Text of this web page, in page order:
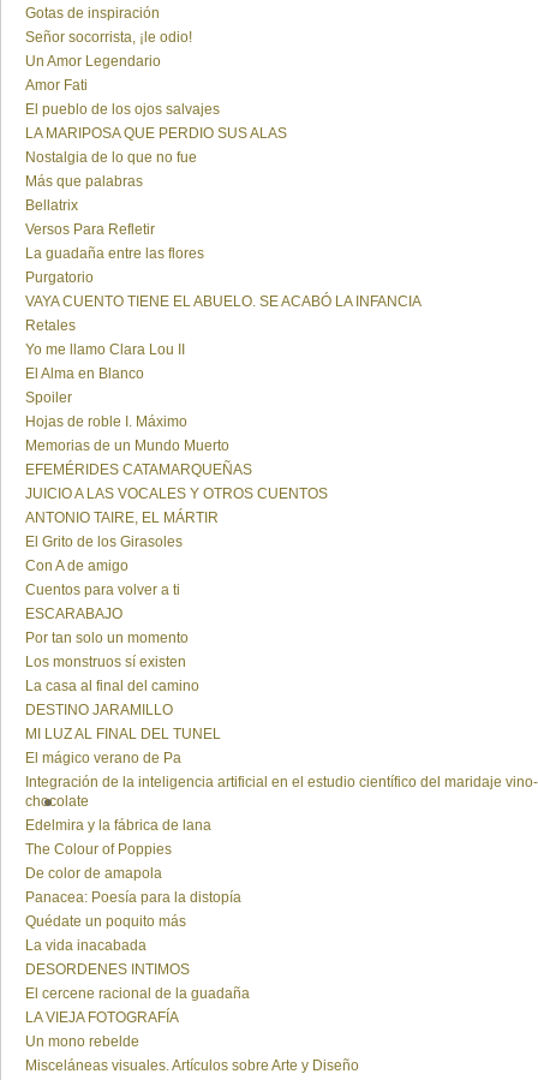
Gotas de inspiración
Señor socorrista, ¡le odio!
Un Amor Legendario
Amor Fati
El pueblo de los ojos salvajes
LA MARIPOSA QUE PERDIO SUS ALAS
Nostalgia de lo que no fue
Más que palabras
Bellatrix
Versos Para Refletir
La guadaña entre las flores
Purgatorio
VAYA CUENTO TIENE EL ABUELO. SE ACABÓ LA INFANCIA
Retales
Yo me llamo Clara Lou II
El Alma en Blanco
Spoiler
Hojas de roble I. Máximo
Memorias de un Mundo Muerto
EFEMÉRIDES CATAMARQUEÑAS
JUICIO A LAS VOCALES Y OTROS CUENTOS
ANTONIO TAIRE, EL MÁRTIR
El Grito de los Girasoles
Con A de amigo
Cuentos para volver a ti
ESCARABAJO
Por tan solo un momento
Los monstruos sí existen
La casa al final del camino
DESTINO JARAMILLO
MI LUZ AL FINAL DEL TUNEL
El mágico verano de Pa
Integración de la inteligencia artificial en el estudio científico del maridaje vino-
chocolate
Edelmira y la fábrica de lana
The Colour of Poppies
De color de amapola
Panacea: Poesía para la distopía
Quédate un poquito más
La vida inacabada
DESORDENES INTIMOS
El cercene racional de la guadaña
LA VIEJA FOTOGRAFÍA
Un mono rebelde
Misceláneas visuales. Artículos sobre Arte y Diseño